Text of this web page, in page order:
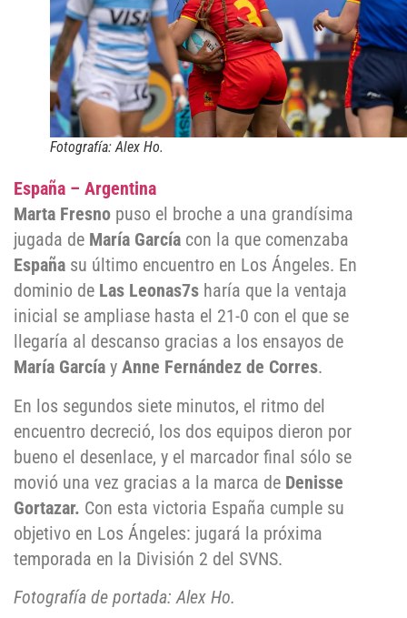
Fotografía: Alex Ho.
España – Argentina
Marta Fresno puso el broche a una grandísima
jugada de María García con la que comenzaba
España su último encuentro en Los Ángeles. En
dominio de Las Leonas7s haría que la ventaja
inicial se ampliase hasta el 21-0 con el que se
llegaría al descanso gracias a los ensayos de
María García y Anne Fernández de Corres.
En los segundos siete minutos, el ritmo del
encuentro decreció, los dos equipos dieron por
bueno el desenlace, y el marcador final sólo se
movió una vez gracias a la marca de Denisse
Gortazar. Con esta victoria España cumple su
objetivo en Los Ángeles: jugará la próxima
temporada en la División 2 del SVNS.
Fotografía de portada: Alex Ho.